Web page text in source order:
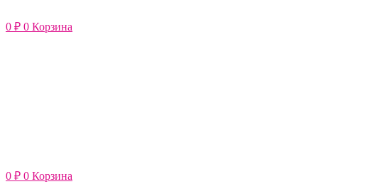
к
содержимому
0 ₽ 0 Корзина
0 ₽ 0 Корзина